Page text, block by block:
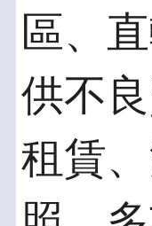
區、
供不
租賃